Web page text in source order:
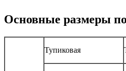
Основные размеры
Тупиковая